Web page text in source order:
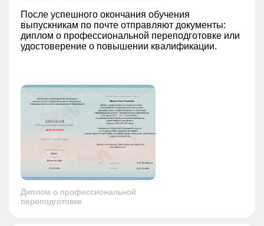
После успешного окончания обучения
выпускникам по почте отправляют документы:
диплом о профессиональной переподготовке или
удостоверение о повышении квалификации.
Диплом о профессиональной
переподготовке